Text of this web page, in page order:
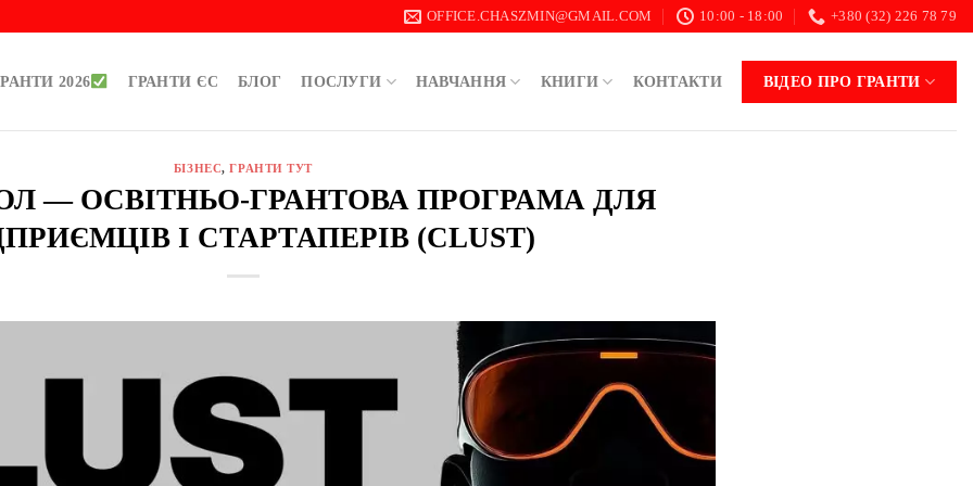
OFFICE.CHASZMIN@GMAIL.COM 10:00 - 18:00 +380 (32) 226 78 79
2026 ГРАНТИ ЄС БЛОГ ПОСЛУГИ НАВЧАННЯ КНИГИ КОНТАКТИ ВІДЕО ПРО ГРАНТИ
БІЗНЕС,ГРАНТИ ТУТ
— ОСВІТНЬО-ГРАНТОВА ПРОГРАМА ДЛЯ
І СТАРТАПЕРІВ (CLUST)